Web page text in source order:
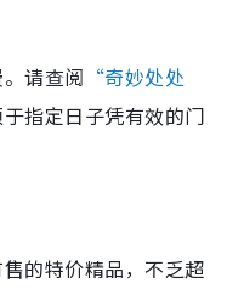
请查阅 “奇妙处处
指定日子凭有效的门
的特价精品，不乏超